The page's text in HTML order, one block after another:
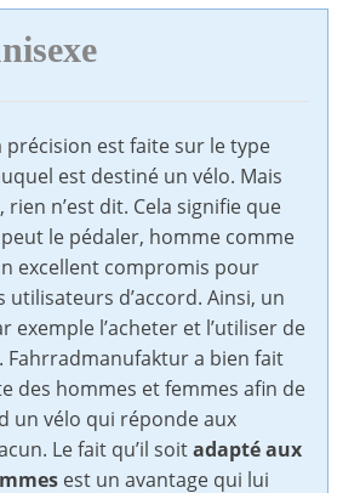
précision est faite sur le type
est destiné un vélo. Mais
rien n’est dit. Cela signifie que
le pédaler, homme comme
excellent compromis pour
d’accord. Ainsi, un
exemple l’acheter et l’utiliser de
Fahrradmanufaktur a bien fait
des hommes et femmes afin de
un vélo qui réponde aux
Le fait qu’il soitadapté aux
est un avantage qui lui